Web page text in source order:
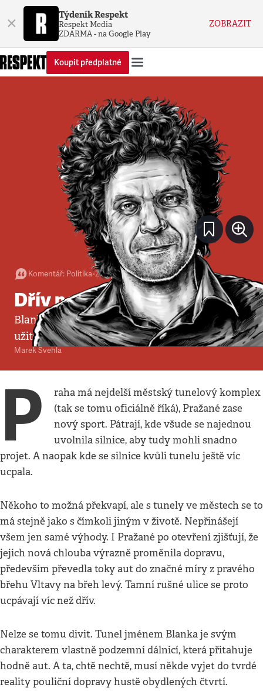
× Týdeník Respekt
Respekt Media
ZDARMA - na Google Play
ZOBRAZIT
Koupit předplatné
Komentář: Politika•27. 9. 2015•4minuty
Dřív než se přivalí ta voda
Blanka byla tak drahá, že z ní nemohou mít
užitek jen řidiči
Marek Švehla
P
raha má nejdelší městský tunelový komplex
(tak se tomu oficiálně říká), Pražané zase
nový sport. Pátrají, kde všude se najednou
uvolnila silnice, aby tudy mohli snadno
projet. A naopak kde se silnice kvůli tunelu ještě víc
ucpala.
Někoho to možná překvapí, ale s tunely ve městech se to
má stejně jako s čímkoli jiným v životě. Nepřinášejí
všem jen samé výhody. I Pražané po otevření zjišťují, že
jejich nová chlouba výrazně proměnila dopravu,
především převedla toky aut do značné míry z pravého
břehu Vltavy na břeh levý. Tamní rušné ulice se proto
ucpávají víc než dřív.
Nelze se tomu divit. Tunel jménem Blanka je svým
charakterem vlastně podzemní dálnicí, která přitahuje
hodně aut. A ta, chtě nechtě, musí někde vyjet do tvrdé
reality pouliční dopravy hustě obydlených čtvrtí.